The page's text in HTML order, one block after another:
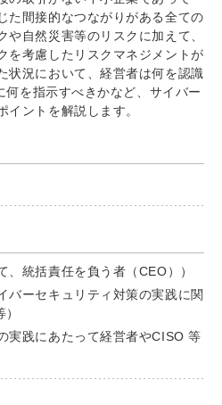
た間接的なつながりがある全ての
自然災害等のリスクに加えて、
を考慮したリスクマネジメントが
状況において、経営者は何を認識
何を指示すべきかなど、サイバー
イントを解説します。
統括責任を負う者（CEO））
バーセキュリティ対策の実践に関
実践にあたって経営者やCISO 等